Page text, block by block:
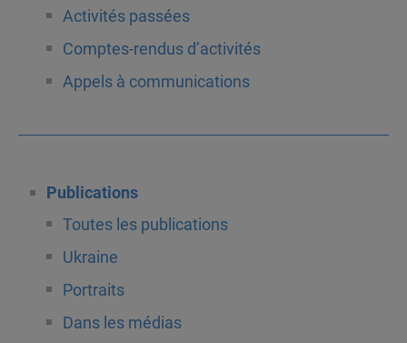
Activités passées
Comptes-rendus d’activités
Appels à communications
Publications
Toutes les publications
Ukraine
Portraits
Dans les médias